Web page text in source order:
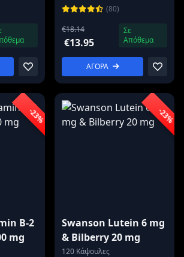
(80)
€18.14
€13.95
Σε
Απόθεμα
ΑΓΟΡΑ
-23%
B-2
mg
-23%
Swanson Lutein 6 mg
& Bilberry 20 mg
120 Κάψουλες